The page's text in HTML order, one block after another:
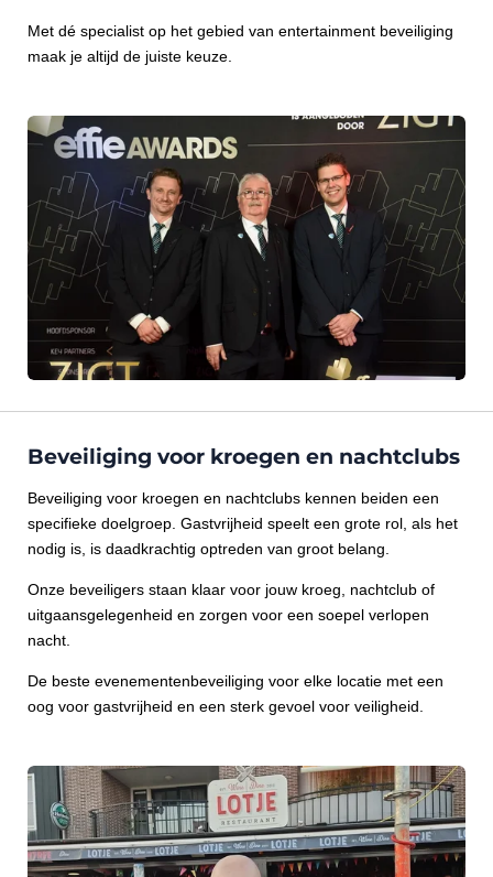
Met dé specialist op het gebied van entertainment beveiliging
maak je altijd de juiste keuze.
Beveiliging voor kroegen en nachtclubs
Beveiliging voor kroegen en nachtclubs kennen beiden een
specifieke doelgroep. Gastvrijheid speelt een grote rol, als het
nodig is, is daadkrachtig optreden van groot belang.
Onze beveiligers staan klaar voor jouw kroeg, nachtclub of
uitgaansgelegenheid en zorgen voor een soepel verlopen
nacht.
De beste evenementenbeveiliging voor elke locatie met een
oog voor gastvrijheid en een sterk gevoel voor veiligheid.